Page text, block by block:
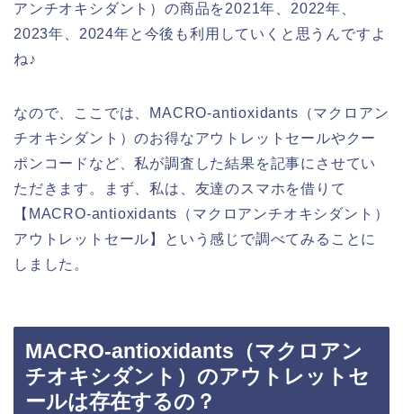
アンチオキシダント）の商品を2021年、2022年、
2023年、2024年と今後も利用していくと思うんですよ
ね♪
なので、ここでは、MACRO-antioxidants（マクロアン
チオキシダント）のお得なアウトレットセールやクー
ポンコードなど、私が調査した結果を記事にさせてい
ただきます。まず、私は、友達のスマホを借りて
【MACRO-antioxidants（マクロアンチオキシダント）
アウトレットセール】という感じで調べてみることに
しました。
MACRO-antioxidants（マクロアン
チオキシダント）のアウトレットセ
ールは存在するの？